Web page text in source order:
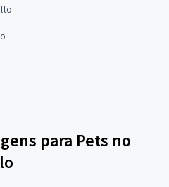
para Pets no